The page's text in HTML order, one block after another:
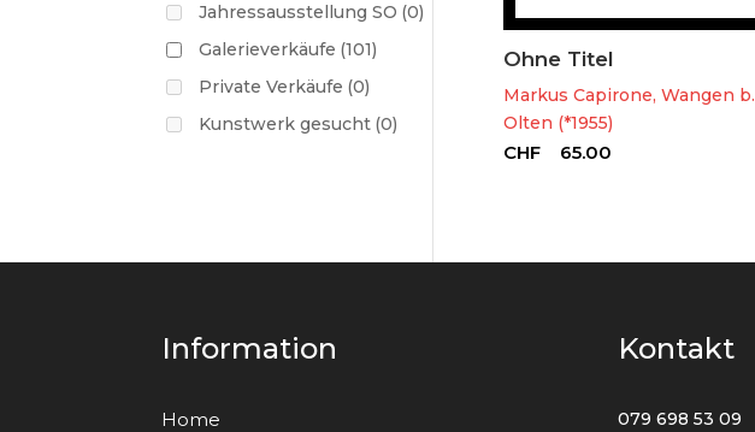
Ohne Titel
Markus Capirone, Wangen b.
Olten (*1955)
CHF 65.00
Jahressausstellung SO (0)
Galerieverkäufe (101)
Private Verkäufe (0)
Kunstwerk gesucht (0)
Information
Home
Kontakt
079 698 53 09